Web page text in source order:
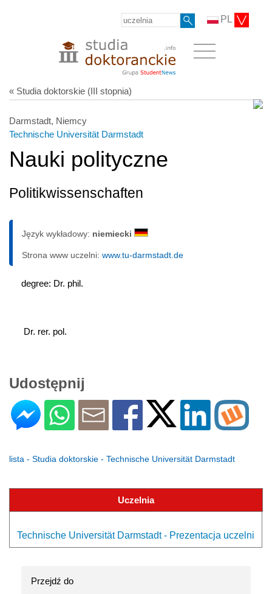
PL
« Studia doktorskie (III stopnia)
Darmstadt, Niemcy
Technische Universität Darmstadt
Nauki polityczne
Politikwissenschaften
Język wykładowy: niemiecki
Strona www uczelni: www.tu-darmstadt.de
degree: Dr. phil.
Dr. rer. pol.
Udostępnij
lista - Studia doktorskie - Technische Universität Darmstadt
Uczelnia
Technische Universität Darmstadt - Prezentacja uczelni
Przejdź do